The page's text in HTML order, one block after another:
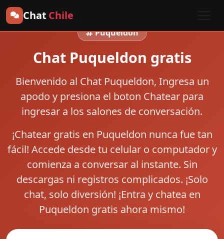
Chat Chile
Puqueldon
Chat Puqueldon gratis
Bienvenido al Chat Puqueldon, Ingresa un
apodo y presiona el boton Chatear para
ingresar a los salones de conversación.
¡Chatear gratis en Puqueldon nunca fue tan
fácil! Accede desde tu celular o computador y
comienza a conversar al instante. Sin
descargas ni registros complicados. ¡Solo
chat, solo diversión! ¡Entra y chatea en
Puqueldon gratis ahora mismo!